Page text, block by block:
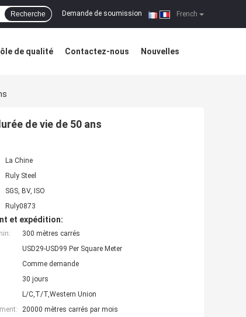
French
Demande de soumission |
Recherche
de qualité Contactez-nous Nouvelles
de vie de 50 ans
La Chine
Ruly Steel
SGS, BV, ISO
Ruly0873
et expédition:
300 mètres carrés
USD29-USD99 Per Square Meter
Comme demande
30 jours
L/C,T/T,Western Union
20000 mètres carrés par mois